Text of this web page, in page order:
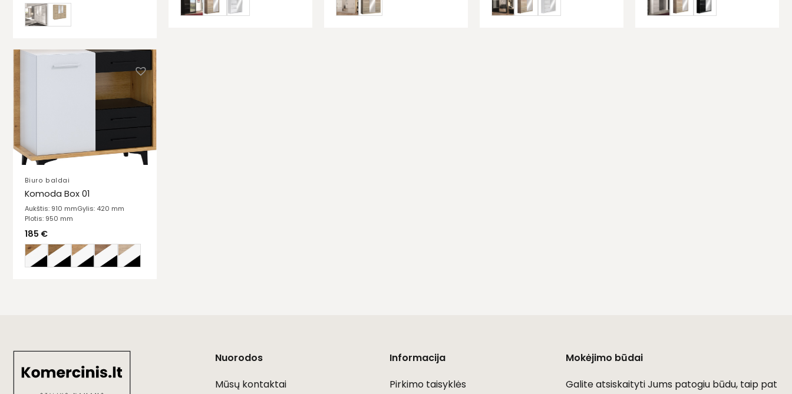
Biuro baldai
Komoda Box 01
Aukštis: 910 mmGylis: 420 mm
Plotis: 950 mm
185 €
Nuorodos
Mūsų kontaktai
Informacija
Pirkimo taisyklės
Mokėjimo būdai
Galite atsiskaityti Jums patogiu būdu, taip pat